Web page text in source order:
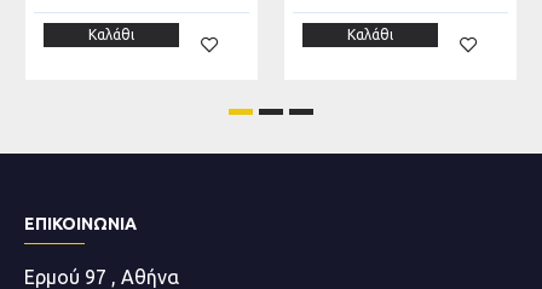
Καλάθι Καλάθι
ΕΠΙΚΟΙΝΩΝΊΑ
Ερμού 97 , Αθήνα